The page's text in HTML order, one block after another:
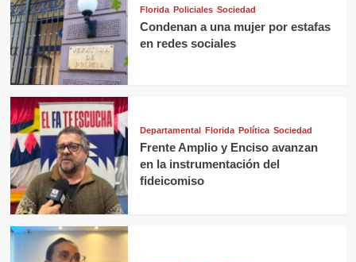
Florida Policiales Sociedad
Condenan a una mujer por estafas
en redes sociales
Departamental Florida Política Sociedad
Frente Amplio y Enciso avanzan
en la instrumentación del
fideicomiso